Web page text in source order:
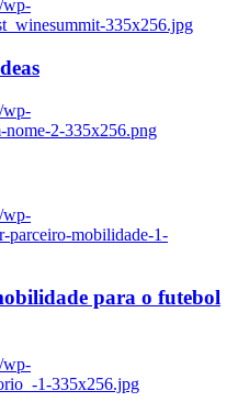
wp-
335x256.jpg
wp-
nome-2-335x256.png
wp-
parceiro-mobilidade-1-
para o futebol
wp-
1-335x256.jpg